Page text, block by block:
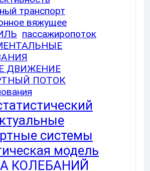
транспорт
вяжущее
пассажиропоток
ДВИЖЕНИЕ
ПОТОК
системы
модель
КОЛЕБАНИЙ